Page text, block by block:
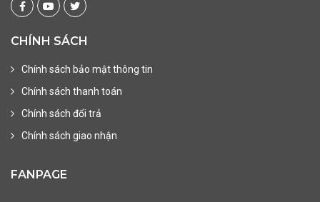
CHÍNH SÁCH
Chính sách bảo mật thông tin
Chính sách thanh toán
Chính sách đổi trả
Chính sách giao nhận
FANPAGE